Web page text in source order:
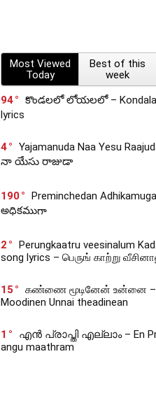
Most Viewed
Today
Best of this
week
94
కొండలలో లోయలలో –
lyrics
4
Yajamanuda Naa Yesu
నా యేసు రాజుడా
190
Preminchedan
అధికముగా
2
Perungkaatru veesinalum
song lyrics – பெருங் காற்று
15
கண்ணை மூடினேன் உன்னை –
Moodinen Unnai theadinean
1
എൻ പ്രാപ്തി എല്ലാം – En
angu maathram